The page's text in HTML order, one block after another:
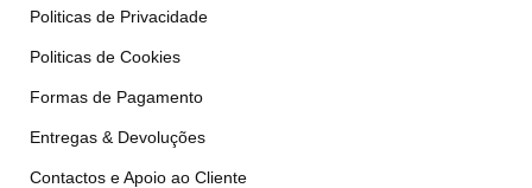
Politicas de Privacidade
Politicas de Cookies
Formas de Pagamento
Entregas & Devoluções
Contactos e Apoio ao Cliente